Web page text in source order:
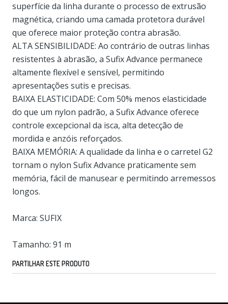
superfície da linha durante o processo de extrusão
magnética, criando uma camada protetora durável
que oferece maior proteção contra abrasão.
ALTA SENSIBILIDADE: Ao contrário de outras linhas
resistentes à abrasão, a Sufix Advance permanece
altamente flexível e sensível, permitindo
apresentações sutis e precisas.
BAIXA ELASTICIDADE: Com 50% menos elasticidade
do que um nylon padrão, a Sufix Advance oferece
controle excepcional da isca, alta detecção de
mordida e anzóis reforçados.
BAIXA MEMÓRIA: A qualidade da linha e o carretel G2
tornam o nylon Sufix Advance praticamente sem
memória, fácil de manusear e permitindo arremessos
longos.
Marca: SUFIX
Tamanho: 91 m
PARTILHAR ESTE PRODUTO